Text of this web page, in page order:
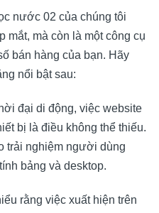
nước 02 của chúng tôi
mắt, mà còn là một công cụ
bán hàng của bạn. Hãy
nổi bật sau:
đại di động, việc website
bị là điều không thể thiếu.
trải nghiệm người dùng
bảng và desktop.
rằng việc xuất hiện trên